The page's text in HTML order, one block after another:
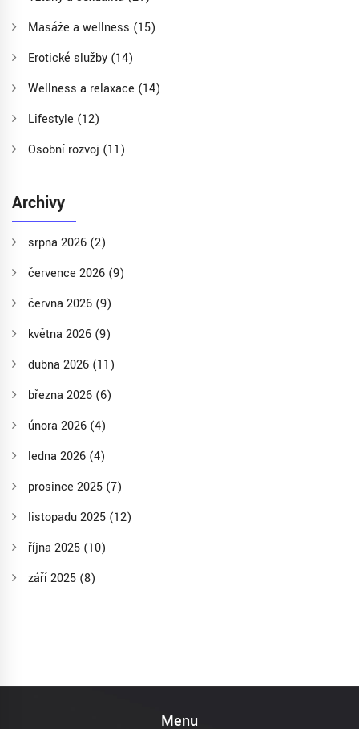
Masáže a wellness (15)
Erotické služby (14)
Wellness a relaxace (14)
Lifestyle (12)
Osobní rozvoj (11)
Archivy
srpna 2026 (2)
července 2026 (9)
června 2026 (9)
května 2026 (9)
dubna 2026 (11)
března 2026 (6)
února 2026 (4)
ledna 2026 (4)
prosince 2025 (7)
listopadu 2025 (12)
října 2025 (10)
září 2025 (8)
Menu